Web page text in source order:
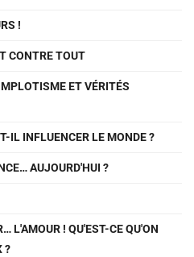
!
CONTRE TOUT
ET VÉRITÉS
IL INFLUENCER LE MONDE ?
AUJOURD'HUI ?
L'AMOUR ! QU'EST-CE QU'ON
?